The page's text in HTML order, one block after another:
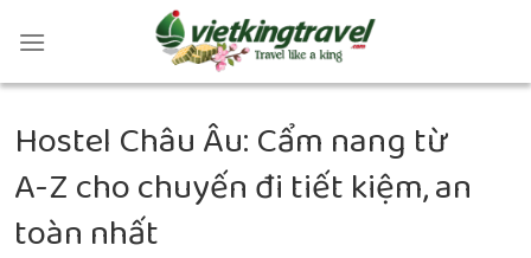
Hostel Châu Âu: Cẩm nang từ
A-Z cho chuyến đi tiết kiệm, an
toàn nhất